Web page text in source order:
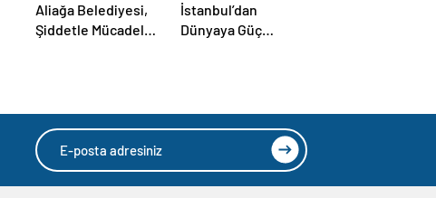
Aliağa Belediyesi,
Şiddetle Mücadele
İstanbul’dan
Dünyaya Güç